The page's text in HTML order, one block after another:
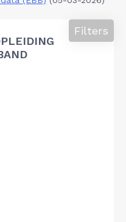
Filters